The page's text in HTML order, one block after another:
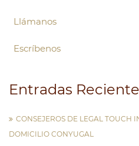
Llámanos
Escríbenos
Entradas
CONSEJEROS DE LEGAL TOUCH
DOMICILIO CONYUGAL